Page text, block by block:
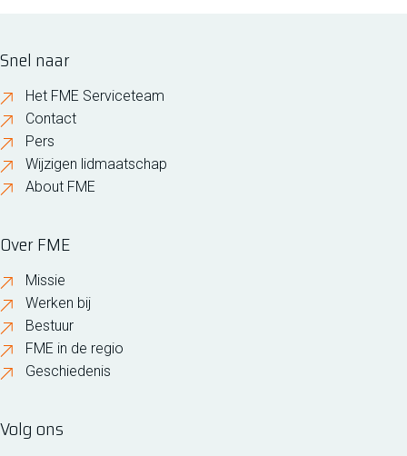
Snel naar
Het FME Serviceteam
Contact
Pers
Wijzigen lidmaatschap
About FME
Over FME
Missie
Werken bij
Bestuur
FME in de regio
Geschiedenis
Volg ons